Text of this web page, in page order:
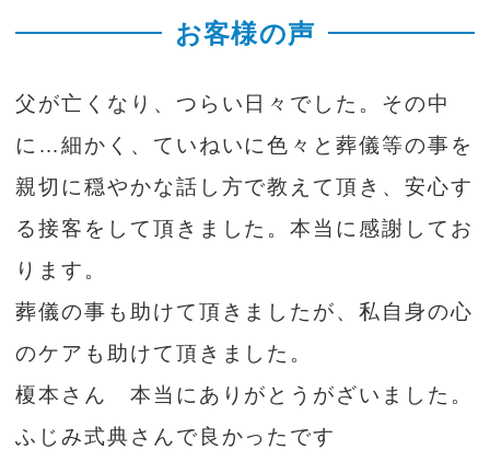
お客様の声
父が亡くなり、つらい日々でした。その中
に…細かく、ていねいに色々と葬儀等の事を
親切に穏やかな話し方で教えて頂き、安心す
る接客をして頂きました。本当に感謝してお
ります。
葬儀の事も助けて頂きましたが、私自身の心
のケアも助けて頂きました。
榎本さん 本当にありがとうがざいました。
ふじみ式典さんで良かったです